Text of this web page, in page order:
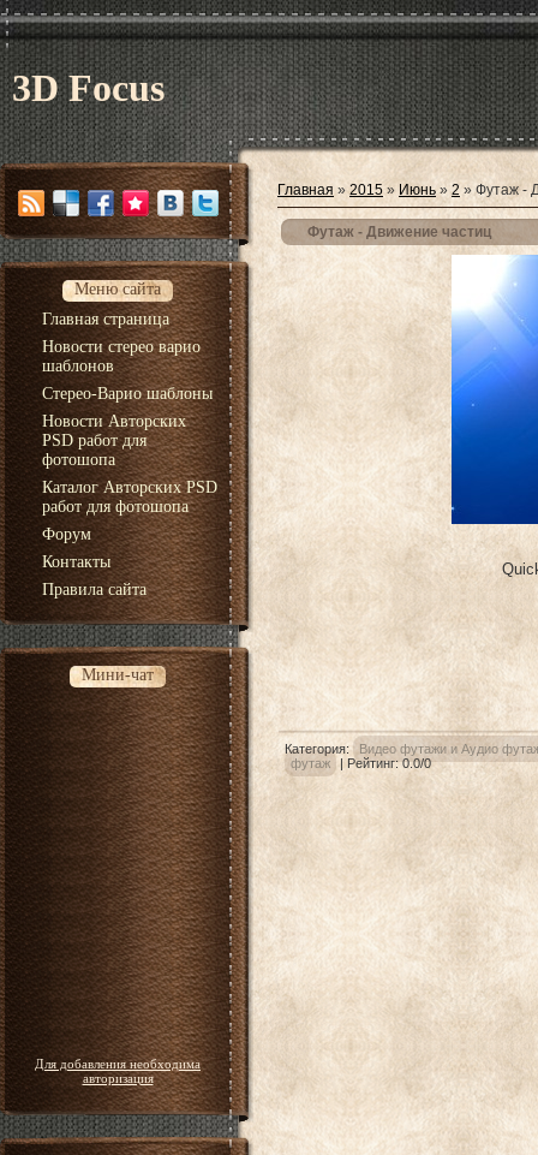
3D Focus
Меню сайта
Главная страница
Новости стерео варио
шаблонов
Стерео-Варио шаблоны
Новости Авторских
PSD работ для
фотошопа
Каталог Авторских PSD
работ для фотошопа
Форум
Контакты
Правила сайта
Мини-чат
Для добавления необходима
авторизация
Главная » 2015 » Июнь » 2 » Футаж -
Футаж - Движение частиц
Категория: Видео футажи и Аудио
футаж | Рейтинг:0.0/0